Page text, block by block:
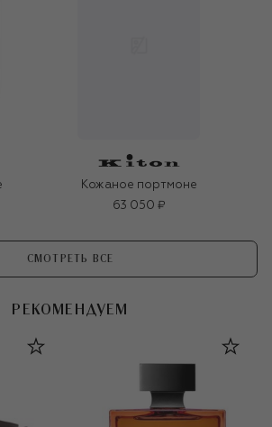
Кожаное портмоне
63 050 ₽
СМОТРЕТЬ ВСЕ
РЕКОМЕНДУЕМ